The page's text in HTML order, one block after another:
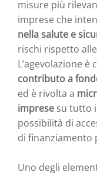
misure più
imprese che
nella salute e
rischi rispetto
L’agevolazione
contributo a
ed è rivolta a
imprese su tutto
possibilità di
di finanziamento
Uno degli